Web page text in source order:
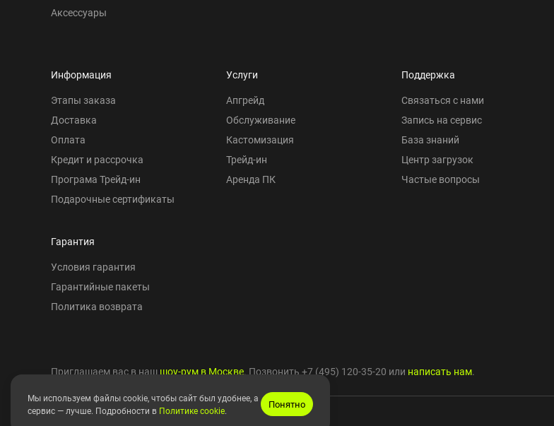
Аксессуары
Информация
Этапы заказа
Доставка
Оплата
Кредит и рассрочка
Програма Трейд-ин
Подарочные сертификаты
Гарантия
Условия гарантия
Гарантийные пакеты
Политика возврата
Услуги
Апгрейд
Обслуживание
Кастомизация
Трейд-ин
Аренда ПК
Поддержка
Связаться с нами
Запись на сервис
База знаний
Центр загрузок
Частые вопросы
Приглашаем вас в нашшоу-рум в Москве. Позвонить+7 (495) 120-35-20 или написать нам.
Copyright © 2010-2026 HYPERPC.
Мы используем файлы cookie, чтобы сайт был удобнее, а
сервис — лучше. Подробности в Политике cookie. Понятно